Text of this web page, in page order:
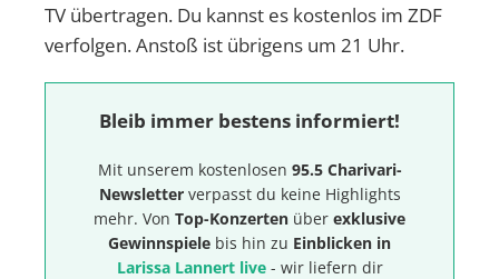
TV übertragen. Du kannst es kostenlos im ZDF
verfolgen. Anstoß ist übrigens um 21 Uhr.
Bleib immer bestens informiert!
Mit unserem kostenlosen 95.5 Charivari-
Newsletterverpasst du keine Highlights
mehr. Von Top-Konzerten über exklusive
Gewinnspiele bis hin zu Einblicken in
Larissa Lannert live- wir liefern dir